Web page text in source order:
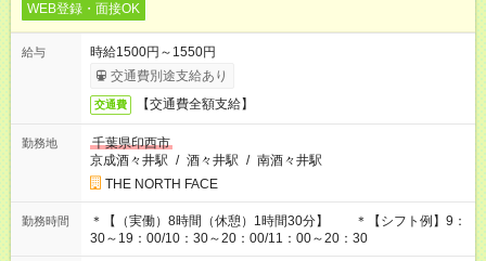
WEB登録・面接OK
給与
時給1500円～1550円
交通費別途支給あり
交通費 【交通費全額支給】
勤務地
千葉県印西市
京成酒々井駅 / 酒々井駅 / 南酒々井駅
THE NORTH FACE
勤務時間
＊【（実働）8時間（休憩）1時間30分】 ＊【シフト例】9：
30～19：00/10：30～20：00/11：00～20：30